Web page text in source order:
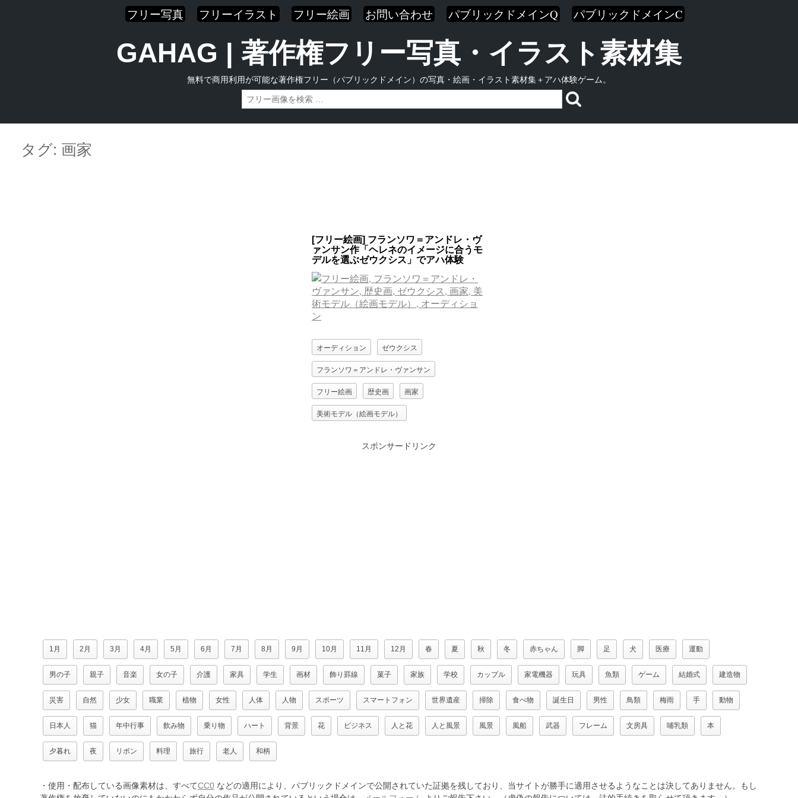
フリー写真 フリーイラスト フリー絵画 お問い合わせ パブリックドメインQ パブリックドメインC
GAHAG | 著作権フリー写真・イラスト素材集
無料で商用利用が可能な著作権フリー（パブリックドメイン）の写真・絵画・イラスト素材集＋アハ体験ゲーム。
contentタグ: 画家
[フリー絵画] フランソワ＝アンドレ・ヴ
ァンサン作「ヘレネのイメージに合うモ
デルを選ぶゼウクシス」でアハ体験
オーディション ゼウクシス
フランソワ＝アンドレ・ヴァンサン
フリー絵画 歴史画 画家
美術モデル（絵画モデル）
スポンサードリンク
1月 2月 3月 4月 5月 6月 7月 8月 9月 10月 11月 12月 春 夏 秋 冬 赤ちゃん 脚 足 犬 医療 運動
男の子 親子 音楽 女の子 介護 家具 学生 画材 飾り罫線 菓子 家族 学校 カップル 家電機器 玩具 魚類 ゲーム 結婚式 建造物
災害 自然 少女 職業 植物 女性 人体 人物 スポーツ スマートフォン 世界遺産 掃除 食べ物 誕生日 男性 鳥類 梅雨 手 動物
日本人 猫 年中行事 飲み物 乗り物 ハート 背景 花 ビジネス 人と花 人と風景 風景 風船 武器 フレーム 文房具 哺乳類 本
夕暮れ 夜 リボン 料理 旅行 老人 和柄
・使用・配布している画像素材は、すべてCC0 などの適用により、パブリックドメインで公開されていた証拠を残しており、当サイトが勝手に適用させるようなことは決してありません。もし